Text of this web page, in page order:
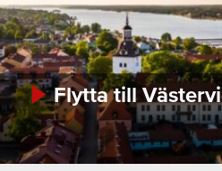
Flytta till